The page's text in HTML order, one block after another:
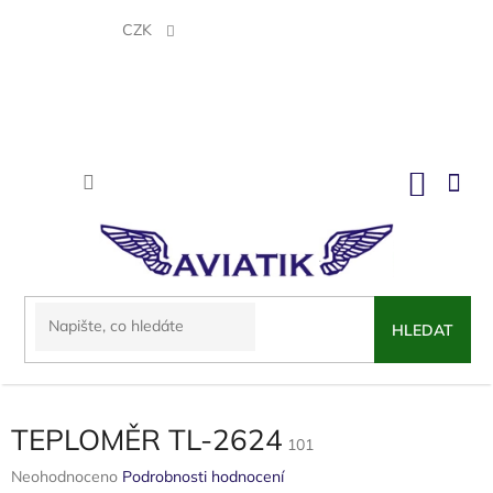
CZK
HLEDAT
TEPLOMĚR TL-2624 101
Průměrné
Neohodnoceno Podrobnosti hodnocení